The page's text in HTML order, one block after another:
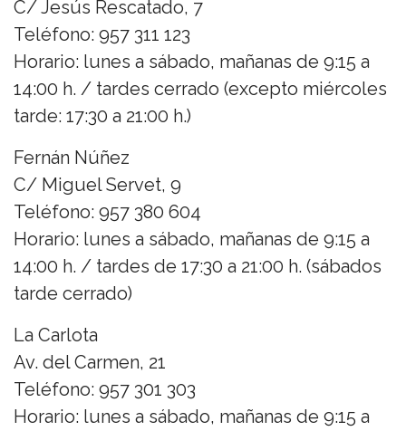
C/ Jesús Rescatado, 7
Teléfono: 957 311 123
Horario: lunes a sábado, mañanas de 9:15 a
14:00 h. / tardes cerrado (excepto miércoles
tarde: 17:30 a 21:00 h.)
Fernán Núñez
C/ Miguel Servet, 9
Teléfono: 957 380 604
Horario: lunes a sábado, mañanas de 9:15 a
14:00 h. / tardes de 17:30 a 21:00 h. (sábados
tarde cerrado)
La Carlota
Av. del Carmen, 21
Teléfono: 957 301 303
Horario: lunes a sábado, mañanas de 9:15 a